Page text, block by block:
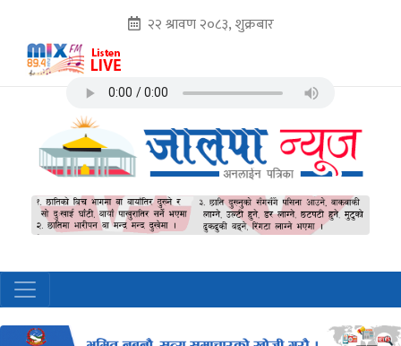
२२ श्रावण २०८३, शुक्रबार